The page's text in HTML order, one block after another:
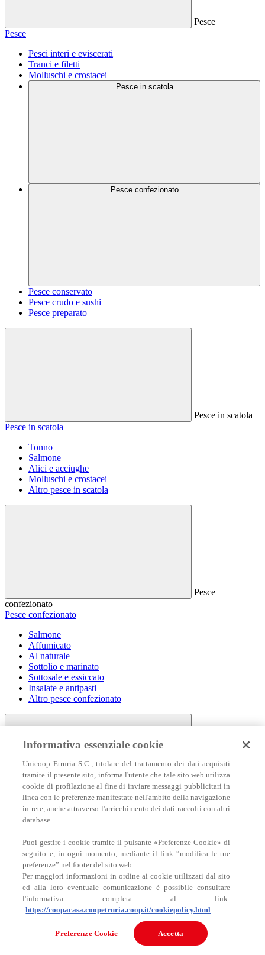
Pesce
Pesce
Pesci interi e eviscerati
Tranci e filetti
Molluschi e crostacei
Pesce in scatola
Pesce confezionato
Pesce conservato
Pesce crudo e sushi
Pesce preparato
Pesce in scatola
Pesce in scatola
Tonno
Salmone
Alici e acciughe
Molluschi e crostacei
Altro pesce in scatola
Pesce
confezionato
Pesce confezionato
Salmone
Affumicato
Al naturale
Sottolio e marinato
Sottosale e essiccato
Insalate e antipasti
Altro pesce confezionato
Carne
Carne
Bovino
Informativa essenziale cookie
Unicoop Etruria S.C., titolare del trattamento dei dati acquisiti
tramite il presente sito, informa l'utente che tale sito web utilizza
cookie di profilazione al fine di inviare messaggi pubblicitari in
linea con le preferenze manifestate nell'ambito della navigazione
in rete, anche attraverso l'arricchimento dei dati raccolti con altri
database.
Puoi gestire i cookie tramite il pulsante «Preferenze Cookie» di
seguito e, in ogni momento, mediante il link “modifica le tue
preferenze” nel footer del sito web.
Per maggiori informazioni in ordine ai cookie utilizzati dal sito
ed alla loro eventuale comunicazione è possibile consultare
l'informativa completa al link:
https://coopacasa.coopetruria.coop.it/cookiepolicy.html
Preferenze Cookie Accetta